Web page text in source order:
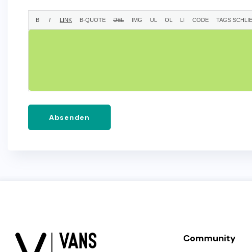
Absenden
Community